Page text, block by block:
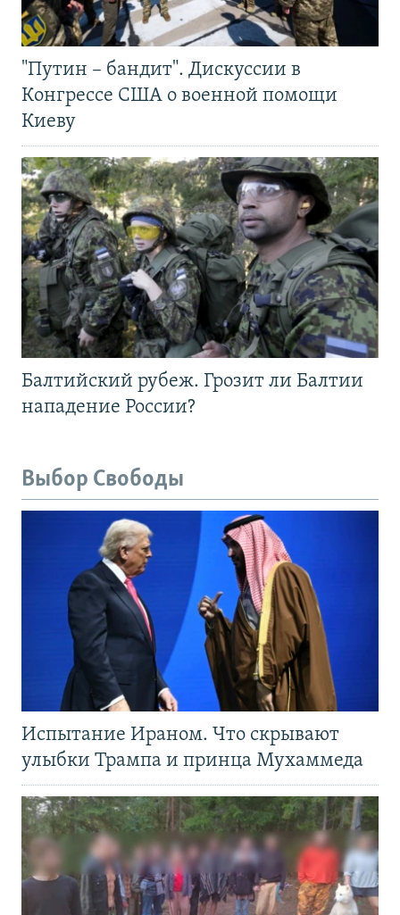
"Путин – бандит". Дискуссии в
Конгрессе США о военной помощи
Киеву
Балтийский рубеж. Грозит ли Балтии
нападение России?
Выбор Свободы
Испытание Ираном. Что скрывают
улыбки Трампа и принца Мухаммеда